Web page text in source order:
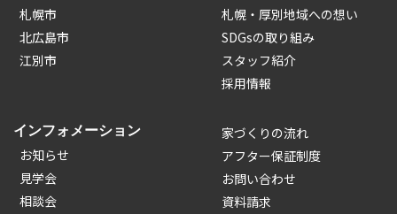
札幌市
北広島市
江別市
札幌・厚別地域への想い
SDGsの取り組み
スタッフ紹介
採用情報
インフォメーション
お知らせ
見学会
相談会
家づくりの流れ
アフター保証制度
お問い合わせ
資料請求